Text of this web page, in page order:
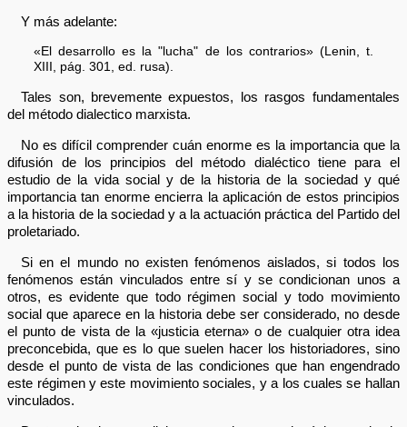
Y más adelante:
«El desarrollo es la "lucha" de los contrarios» (Lenin, t.
XIII, pág. 301, ed. rusa).
Tales son, brevemente expuestos, los rasgos fundamentales
del método dialectico marxista.
No es difícil comprender cuán enorme es la importancia que la
difusión de los principios del método dialéctico tiene para el
estudio de la vida social y de la historia de la sociedad y qué
importancia tan enorme encierra la aplicación de estos principios
a la historia de la sociedad y a la actuación práctica del Partido del
proletariado.
Si en el mundo no existen fenómenos aislados, si todos los
fenómenos están vinculados entre sí y se condicionan unos a
otros, es evidente que todo régimen social y todo movimiento
social que aparece en la historia debe ser considerado, no desde
el punto de vista de la «justicia eterna» o de cualquier otra idea
preconcebida, que es lo que suelen hacer los historiadores, sino
desde el punto de vista de las condiciones que han engendrado
este régimen y este movimiento sociales, y a los cuales se hallan
vinculados.